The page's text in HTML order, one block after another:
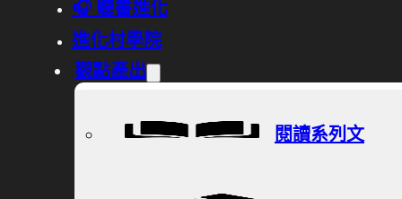
🎧 聽書進化
進化村學院
觀點產出
閱讀系列文